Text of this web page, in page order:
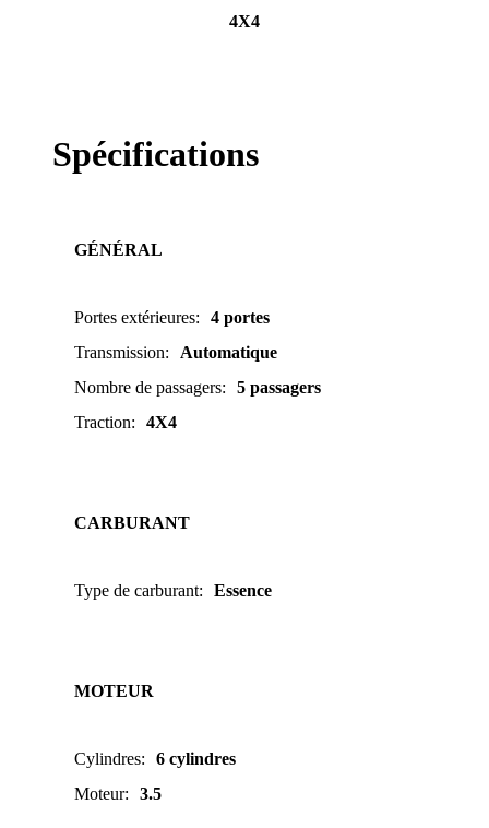
4X4
Spécifications
GÉNÉRAL
Portes extérieures:
4 portes
Transmission:
Automatique
Nombre de passagers:
5 passagers
Traction: 4X4
CARBURANT
Type de carburant: Essence
MOTEUR
Cylindres:
6 cylindres
Moteur: 3.5